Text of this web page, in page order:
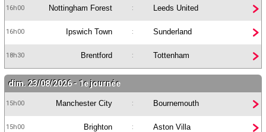
16h00 Nottingham Forest : Leeds United
16h00 Ipswich Town : Sunderland
18h30 Brentford : Tottenham
dim. 23/08/2026 - 1e journée
15h00 Manchester City : Bournemouth
15h00 Brighton : Aston Villa
Contact / Signaler un bug
Recrutement Maxifoot
Mentions légales
site web Maxifoot.fr